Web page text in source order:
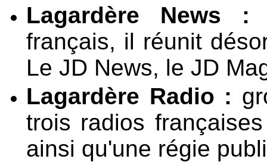
Lagardère News :
français, il réunit
Le JD News, le JD
Lagardère Radio :
trois radios
ainsi qu'une régie